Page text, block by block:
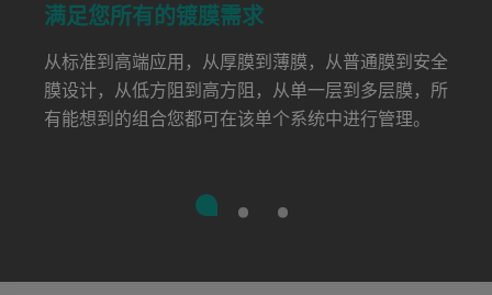
满足您所有的镀膜需求
从标准到高端应用，从厚膜到薄膜，从普通膜到安全
膜设计，从低方阻到高方阻，从单一层到多层膜，所
有能想到的组合您都可在该单个系统中进行管理。